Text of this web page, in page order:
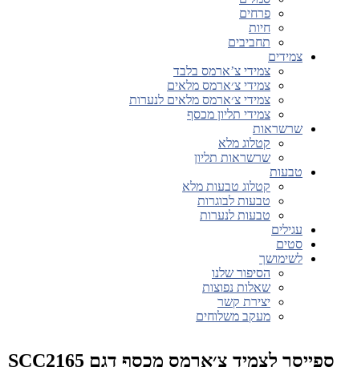
פרחים
חיות
תחביבים
צמידים
צמידי צ’ארמס בלבד
צמידי צ׳ארמס מלאים
צמידי צ׳ארמס מלאים לנערות
צמידי תליון מכסף
שרשראות
קטלוג מלא
שרשראות תליון
טבעות
קטלוג טבעות מלא
טבעות לבוגרות
טבעות לנערות
עגילים
סטים
לשימושך
הסיפור שלנו
שאלות נפוצות
יצירת קשר
מעקב משלוחים
ספייסר לצמיד צ׳ארמס מכסף דגם SCC2165